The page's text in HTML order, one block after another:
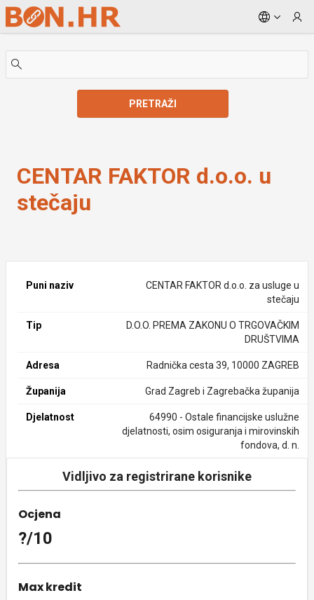
Skip to Main Content
PRETRAŽI
CENTAR FAKTOR d.o.o. u
stečaju
Puni naziv
CENTAR FAKTOR d.o.o. za usluge u
stečaju
Tip
D.O.O. PREMA ZAKONU O TRGOVAČKIM
DRUŠTVIMA
Adresa Radnička cesta 39, 10000 ZAGREB
Županija Grad Zagreb i Zagrebačka županija
Djelatnost
64990 - Ostale financijske uslužne
djelatnosti, osim osiguranja i mirovinskih
fondova, d. n.
Vidljivo za registrirane korisnike
Ocjena
?/10
Max kredit